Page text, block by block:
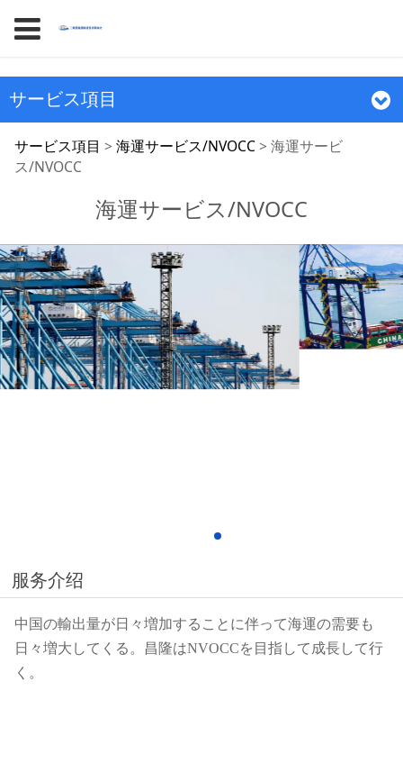
サービス項目
海運サービス/NVOCC
サービス項目 > 海運サービス/NVOCC> 海運サービ
ス/NVOCC
海運サービス/NVOCC
服务介绍
中国の輸出量が日々増加することに伴って海運の需要も
日々増大してくる。昌隆はNVOCCを目指して成長して行
く。